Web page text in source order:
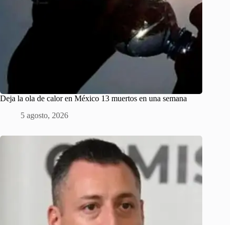
Deja la ola de calor en México 13 muertos en una semana
5 agosto, 2026